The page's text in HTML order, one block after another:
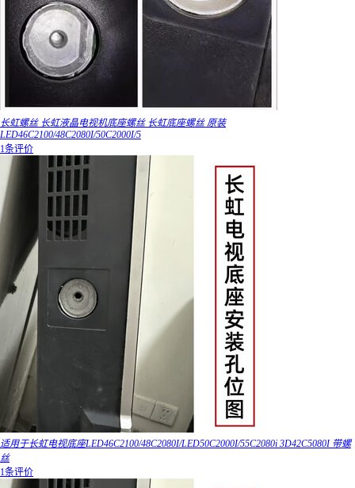
长虹螺丝 长虹液晶电视机底座螺丝 长虹底座螺丝 原装
LED46C2100/48C2080I/50C2000I/5
1条评价
适用于长虹电视底座LED46C2100/48C2080I/LED50C2000I/55C2080i 3D42C5080I 带螺
丝
1条评价